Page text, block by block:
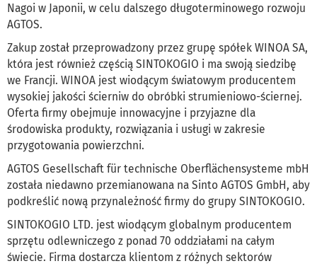
Nagoi w Japonii, w celu dalszego długoterminowego rozwoju
AGTOS.
Zakup został przeprowadzony przez grupę spółek WINOA SA,
która jest również częścią SINTOKOGIO i ma swoją siedzibę
we Francji. WINOA jest wiodącym światowym producentem
wysokiej jakości ścierniw do obróbki strumieniowo-ściernej.
Oferta firmy obejmuje innowacyjne i przyjazne dla
środowiska produkty, rozwiązania i usługi w zakresie
przygotowania powierzchni.
AGTOS Gesellschaft für technische Oberflächensysteme mbH
została niedawno przemianowana na Sinto AGTOS GmbH, aby
podkreślić nową przynależność firmy do grupy SINTOKOGIO.
SINTOKOGIO LTD. jest wiodącym globalnym producentem
sprzętu odlewniczego z ponad 70 oddziałami na całym
świecie. Firma dostarcza klientom z różnych sektorów